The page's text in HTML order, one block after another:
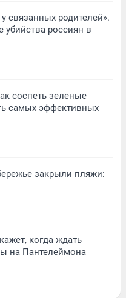
связанных родителей».
россиян в
соспеть зеленые
самых эффективных
закрыли пляжи:
когда ждать
на Пантелеймона